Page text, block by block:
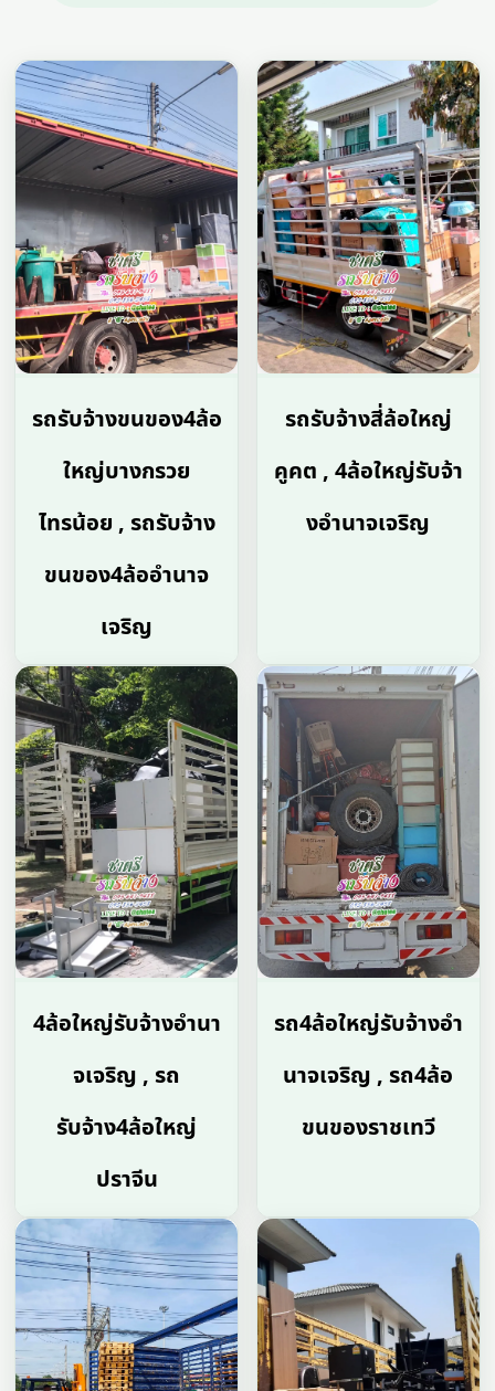
รถรับจ้างขนของ4ล้อ
ใหญ่บางกรวย
ไทรน้อย , รถรับจ้าง
ขนของ4ล้ออํานาจ
เจริญ
รถรับจ้างสี่ล้อใหญ่
คูคต , 4ล้อใหญ่รับจ้า
งอํานาจเจริญ
4ล้อใหญ่รับจ้างอํานา
จเจริญ , รถ
รับจ้าง4ล้อใหญ่
ปราจีน
รถ4ล้อใหญ่รับจ้างอํา
นาจเจริญ , รถ4ล้อ
ขนของราชเทวี